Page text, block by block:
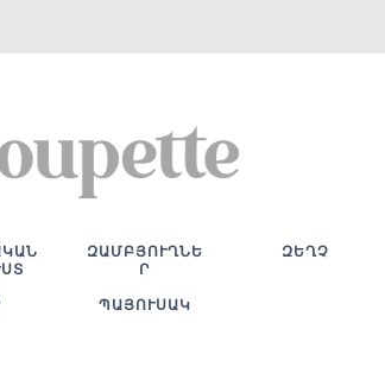
ԶԱՄԲՅՈՒՂՆԵ
Ր
ԶԵՂՉ
ՊԱՅՈՒՍԱԿ